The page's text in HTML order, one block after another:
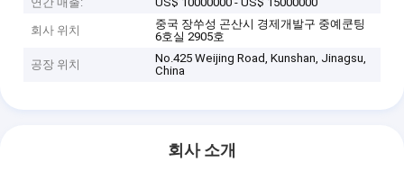
회사 위치
중국 장쑤성 곤산시 경제개발구 중예쿤팅
6호실 2905호
공장 위치
No.425 Weijing Road, Kunshan, Jinagsu,
China
회사 소개